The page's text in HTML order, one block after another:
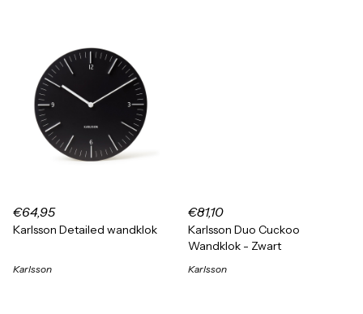
€64,95
Karlsson Detailed wandklok
Karlsson
€81,10
Karlsson Duo Cuckoo
Wandklok - Zwart
Karlsson